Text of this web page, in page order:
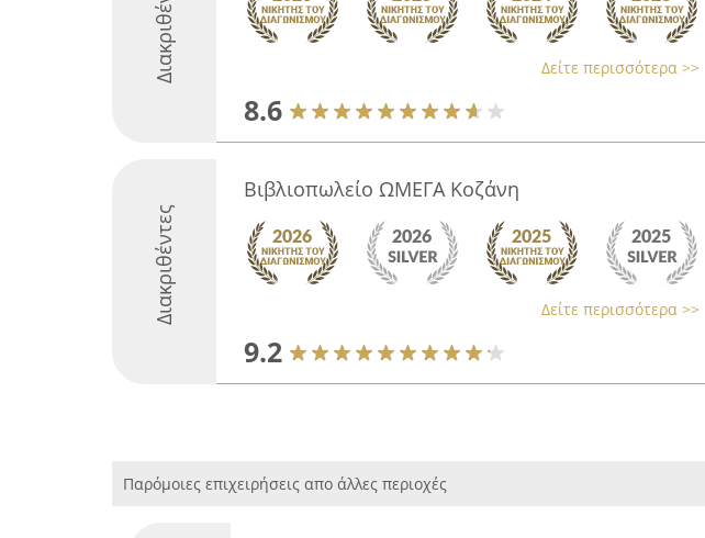
Δείτε περισσότερα >>
8.6
Διακριθέντες
Βιβλιοπωλείο ΩΜΕΓΑ Κοζάνη
Δείτε περισσότερα >>
9.2
Παρόμοιες επιχειρήσεις απο άλλες περιοχές